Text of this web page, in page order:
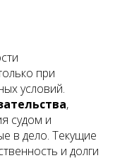
при
условий.
,
судом и
в дело. Текущие
и долги